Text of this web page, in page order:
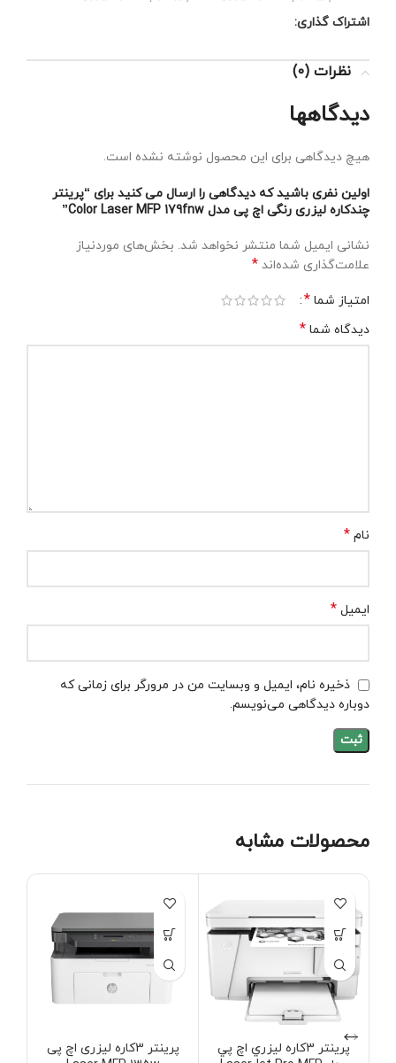
اشتراک گذاری:
نظرات (0)
دیدگاهها
هیچ دیدگاهی برای این محصول نوشته نشده است.
اولین نفری باشید که دیدگاهی را ارسال می کنید برای “پرینتر
چندکاره لیزری رنگی اچ پی مدل Color Laser MFP 179fnw”
نشانی ایمیل شما منتشر نخواهد شد. بخش‌های موردنیاز
علامت‌گذاری شده‌اند *
امتیاز شما *
دیدگاه شما *
نام *
ایمیل *
ذخیره نام، ایمیل و وبسایت من در مرورگر برای زمانی که
دوباره دیدگاهی می‌نویسم.
محصولات مشابه
پرينتر 3کاره ليزري اچ پي
پرینتر 3کاره لیزری اچ پی